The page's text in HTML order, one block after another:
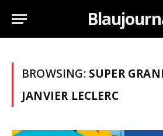
BROWSING: SUPER
JANVIER LECLERC